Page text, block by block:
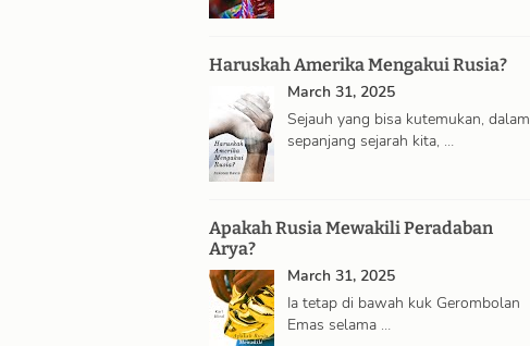
Haruskah Amerika Mengakui Rusia?
March 31, 2025
Sejauh yang bisa kutemukan, dalam
sepanjang sejarah kita, …
Apakah Rusia Mewakili Peradaban
Arya?
March 31, 2025
Ia tetap di bawah kuk Gerombolan
Emas selama …